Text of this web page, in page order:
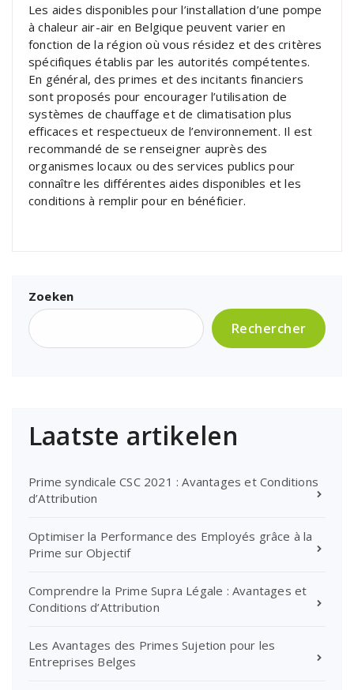
Les aides disponibles pour l’installation d’une pompe
à chaleur air-air en Belgique peuvent varier en
fonction de la région où vous résidez et des critères
spécifiques établis par les autorités compétentes.
En général, des primes et des incitants financiers
sont proposés pour encourager l’utilisation de
systèmes de chauffage et de climatisation plus
efficaces et respectueux de l’environnement. Il est
recommandé de se renseigner auprès des
organismes locaux ou des services publics pour
connaître les différentes aides disponibles et les
conditions à remplir pour en bénéficier.
Zoeken
Rechercher
Laatste artikelen
Prime syndicale CSC 2021 : Avantages et Conditions
d’Attribution
Optimiser la Performance des Employés grâce à la
Prime sur Objectif
Comprendre la Prime Supra Légale : Avantages et
Conditions d’Attribution
Les Avantages des Primes Sujetion pour les
Entreprises Belges